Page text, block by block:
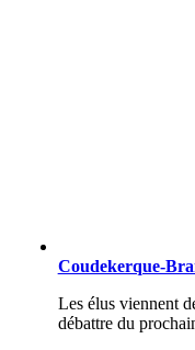
Coudekerque-
Les élus viennent
débattre du